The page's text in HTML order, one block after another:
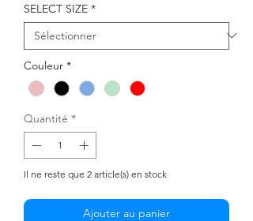
SELECT SIZE *
Couleur *
Quantité *
Il ne reste que 2 article(s) en stock
Ajouter au panier